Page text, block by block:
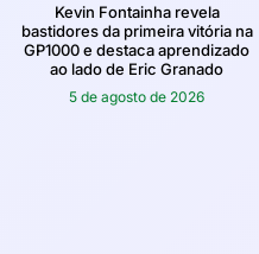
Kevin Fontainha revela
bastidores da primeira vitória na
GP1000 e destaca aprendizado
ao lado de Eric Granado
5 de agosto de 2026